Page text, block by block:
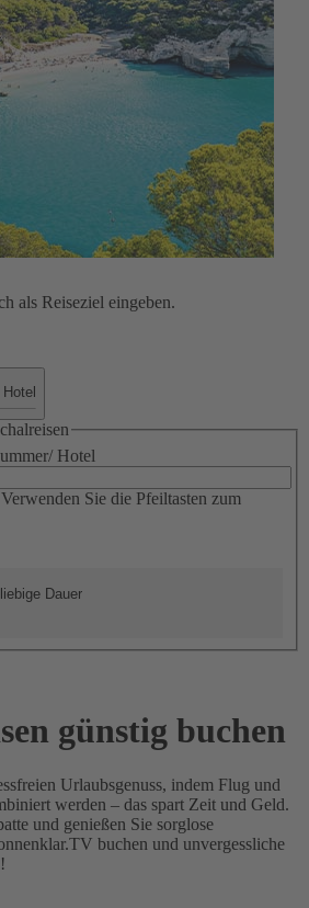
als Reiseziel eingeben.
Hotel
Hotel
Sie die Pfeiltasten zum
Dauer
günstig buchen
Urlaubsgenuss, indem Flug und
werden – das spart Zeit und Geld.
und genießen Sie sorglose
buchen und unvergessliche